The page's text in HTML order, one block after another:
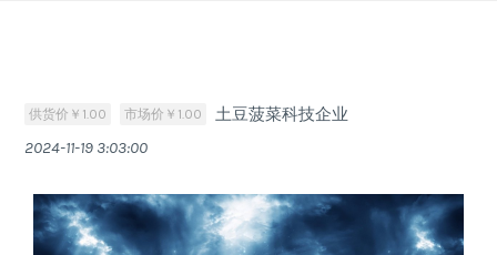
供货价￥1.00 市场价￥1.00
土豆菠菜科技企业
2024-11-19 3:03:00